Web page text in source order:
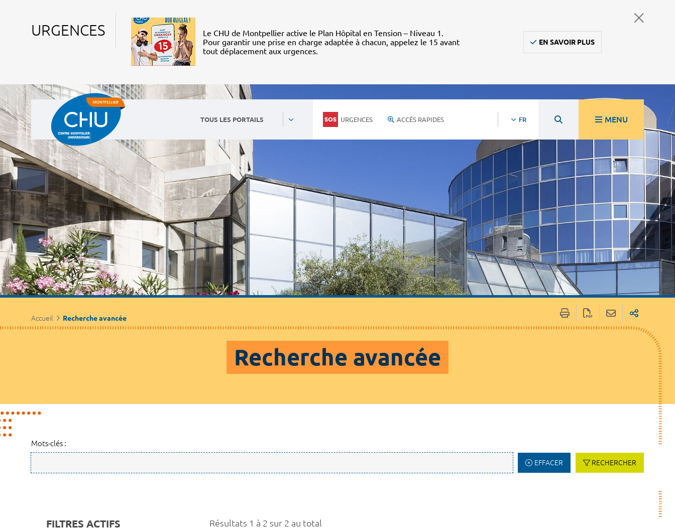
URGENCES
Le CHU de Montpellier active le Plan Hôpital en Tension – Niveau 1.
Pour garantir une prise en charge adaptée à chacun, appelez le 15 avant
tout déplacement aux urgences.
EN SAVOIR PLUS
TOUS LES PORTAILS URGENCES ACCÈS RAPIDES FR MENU
Accueil Recherche avancée
Recherche avancée
Mots-clés :
EFFACER RECHERCHER
Résultats 1 à 2 sur 2 au total
FILTRES ACTIFS